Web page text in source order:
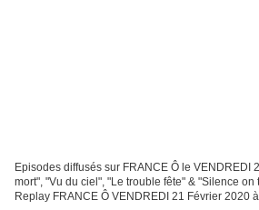
Episodes diffusés sur FRANCE Ô le VENDREDI
mort", "Vu du ciel", "Le trouble fête" & "Silence
Replay FRANCE Ô VENDREDI 21 Février 2020